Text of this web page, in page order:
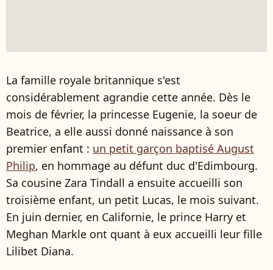
La famille royale britannique s'est
considérablement agrandie cette année. Dès le
mois de février, la princesse Eugenie, la soeur de
Beatrice, a elle aussi donné naissance à son
premier enfant : un petit garçon baptisé August
Philip, en hommage au défunt duc d'Edimbourg.
Sa cousine Zara Tindall a ensuite accueilli son
troisième enfant, un petit Lucas, le mois suivant.
En juin dernier, en Californie, le prince Harry et
Meghan Markle ont quant à eux accueilli leur fille
Lilibet Diana.